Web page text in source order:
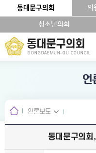
본문바로가기
동대문구의회 의
청소년의회
동대문구의회
DONGDAEMUN-GU COUNCIL
언
언론보도
동대문구의